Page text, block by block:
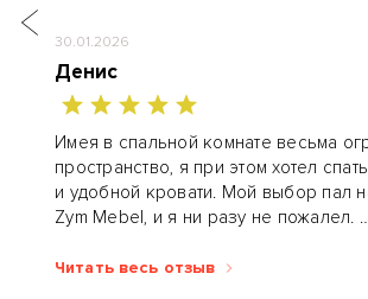
30.01.2026
Денис
Имея в спальной комнате весьма
пространство, я при этом хотел
и удобной кровати. Мой выбор пал
Zym Mebel, и я ни разу не пожалел.
Конструктор разработал кровать-
Читать весь отзыв